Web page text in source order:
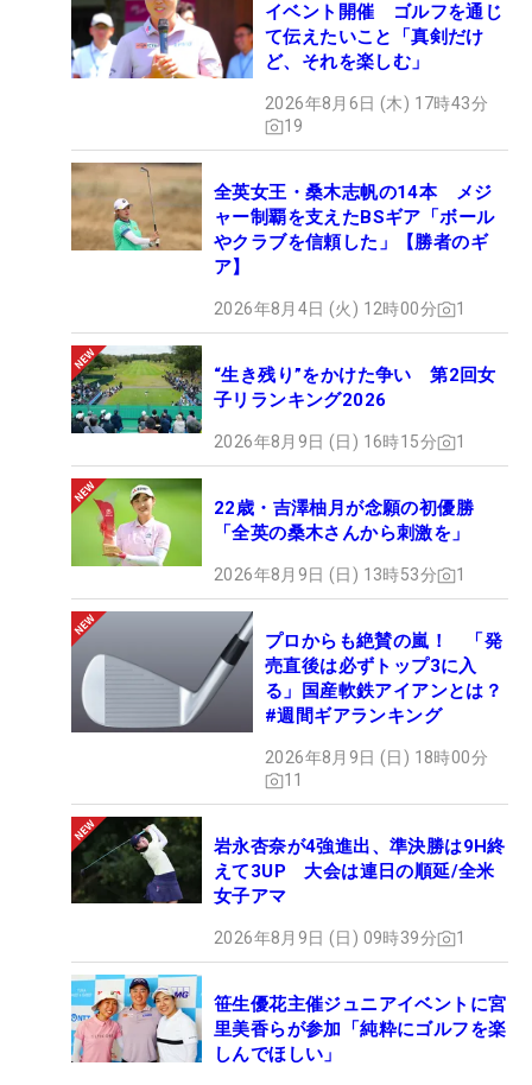
イベント開催 ゴルフを通じ
て伝えたいこと「真剣だけ
ど、それを楽しむ」
2026年8月6日 (木) 17時43分
19
全英女王・桑木志帆の14本 メジ
ャー制覇を支えたBSギア「ボール
やクラブを信頼した」【勝者のギ
ア】
2026年8月4日 (火) 12時00分 1
“生き残り”をかけた争い 第2回女
子リランキング2026
2026年8月9日 (日) 16時15分 1
22歳・吉澤柚月が念願の初優勝
「全英の桑木さんから刺激を」
2026年8月9日 (日) 13時53分 1
プロからも絶賛の嵐！ 「発
売直後は必ずトップ3に入
る」国産軟鉄アイアンとは？
#週間ギアランキング
2026年8月9日 (日) 18時00分
11
岩永杏奈が4強進出、準決勝は9H終
えて3UP 大会は連日の順延/全米
女子アマ
2026年8月9日 (日) 09時39分 1
笹生優花主催ジュニアイベントに宮
里美香らが参加「純粋にゴルフを楽
しんでほしい」